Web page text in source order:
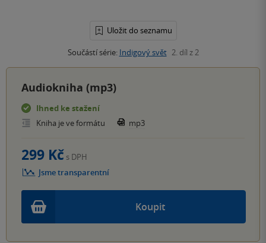
Uložit do seznamu
Součástí série: Indigový svět 2. díl z 2
Audiokniha (mp3)
Ihned ke stažení
Kniha je ve formátu
mp3
Koupit
299 Kč s DPH
Jsme transparentní